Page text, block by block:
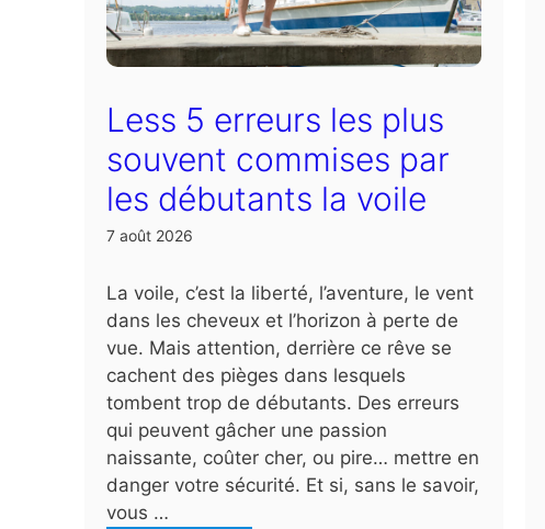
Less 5 erreurs les plus
souvent commises par
les débutants la voile
7 août 2026
La voile, c’est la liberté, l’aventure, le vent
dans les cheveux et l’horizon à perte de
vue. Mais attention, derrière ce rêve se
cachent des pièges dans lesquels
tombent trop de débutants. Des erreurs
qui peuvent gâcher une passion
naissante, coûter cher, ou pire… mettre en
danger votre sécurité. Et si, sans le savoir,
vous …